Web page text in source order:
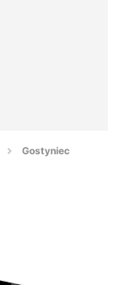
Gostyniec